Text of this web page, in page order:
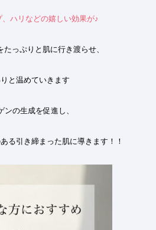
、ハリなどの嬉しい効果が♪
たっぷりと肌に行き渡らせ、
りと温めていきます
ンの生成を促進し、
る引き締まった肌に導きます ！！